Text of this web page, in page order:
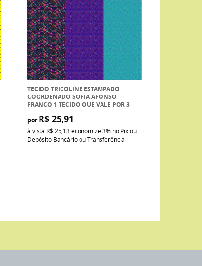
TECIDO TRICOLINE ESTAMPADO
COORDENADO SOFIA AFONSO
FRANCO 1 TECIDO QUE VALE POR 3
por R$ 25,91
à vista R$ 25,13economize3% no Pix ou
Depósito Bancário ou Transferência